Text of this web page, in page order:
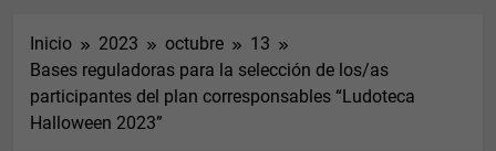
Inicio 2023 octubre
13
Bases reguladoras para la selección de los/as
participantes del plan corresponsables “Ludoteca
Halloween 2023”